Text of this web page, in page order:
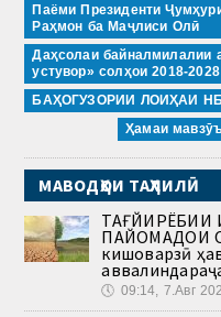
Паёми Президенти
Раҳмон ба Маҷлиси Олӣ
Даҳсолаи байналмилалии
устувор» солҳои 2018-2028
БАҲОГУЗОРИИ ЛОИҲАИ
Ҳамаи
МАВОДҲОИ ТАҲЛИЛӢ
ТАҒЙИРЁБИИ
ПАЙОМАДҲОИ
кишоварзӣ
🕔 09:14, 7.Авг